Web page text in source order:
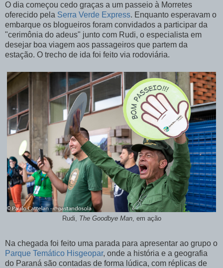
O dia começou cedo graças a um passeio à Morretes
oferecido pela Serra Verde Express. Enquanto esperavam o
embarque os blogueiros foram convidados a participar da
"cerimônia do adeus" junto com Rudi, o especialista em
desejar boa viagem aos passageiros que partem da
estação. O trecho de ida foi feito via rodoviária.
Rudi, The Goodbye Man, em ação
Na chegada foi feito uma parada para apresentar ao grupo o
Parque Temático Hisgeopar, onde a história e a geografia
do Paraná são contadas de forma lúdica, com réplicas de